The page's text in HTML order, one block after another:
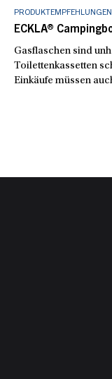
ECKLA®
Gasflaschen sind
Toilettenkassetten
Einkäufe müssen